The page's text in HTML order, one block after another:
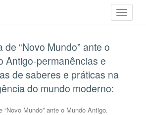
Toggle
de “Novo Mundo” ante o
Antigo-permanências e
de saberes e práticas na
do mundo moderno:
“Novo Mundo” ante o Mundo Antigo.